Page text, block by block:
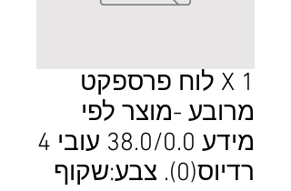
1 X לוח פרספקט
מרובע -מוצר לפי
מידע 38.0/0.0 עובי 4
רדיוס(0). צבע:שקוף